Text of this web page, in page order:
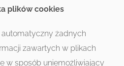
plików cookies
żadnych
zawartych w plikach
w sposób uniemożliwiający